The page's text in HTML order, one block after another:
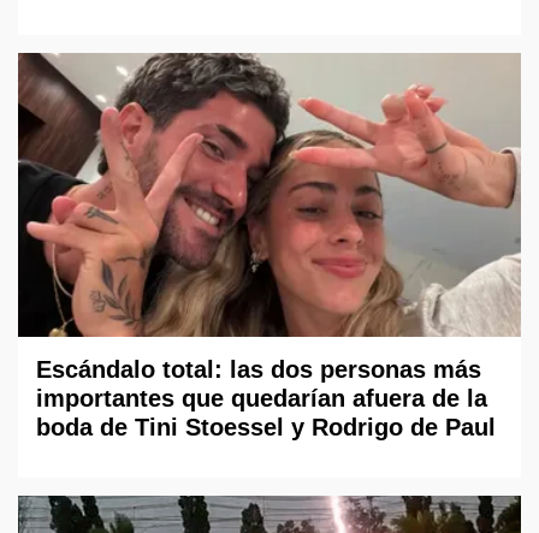
Escándalo total: las dos personas más
importantes que quedarían afuera de la
boda de Tini Stoessel y Rodrigo de Paul